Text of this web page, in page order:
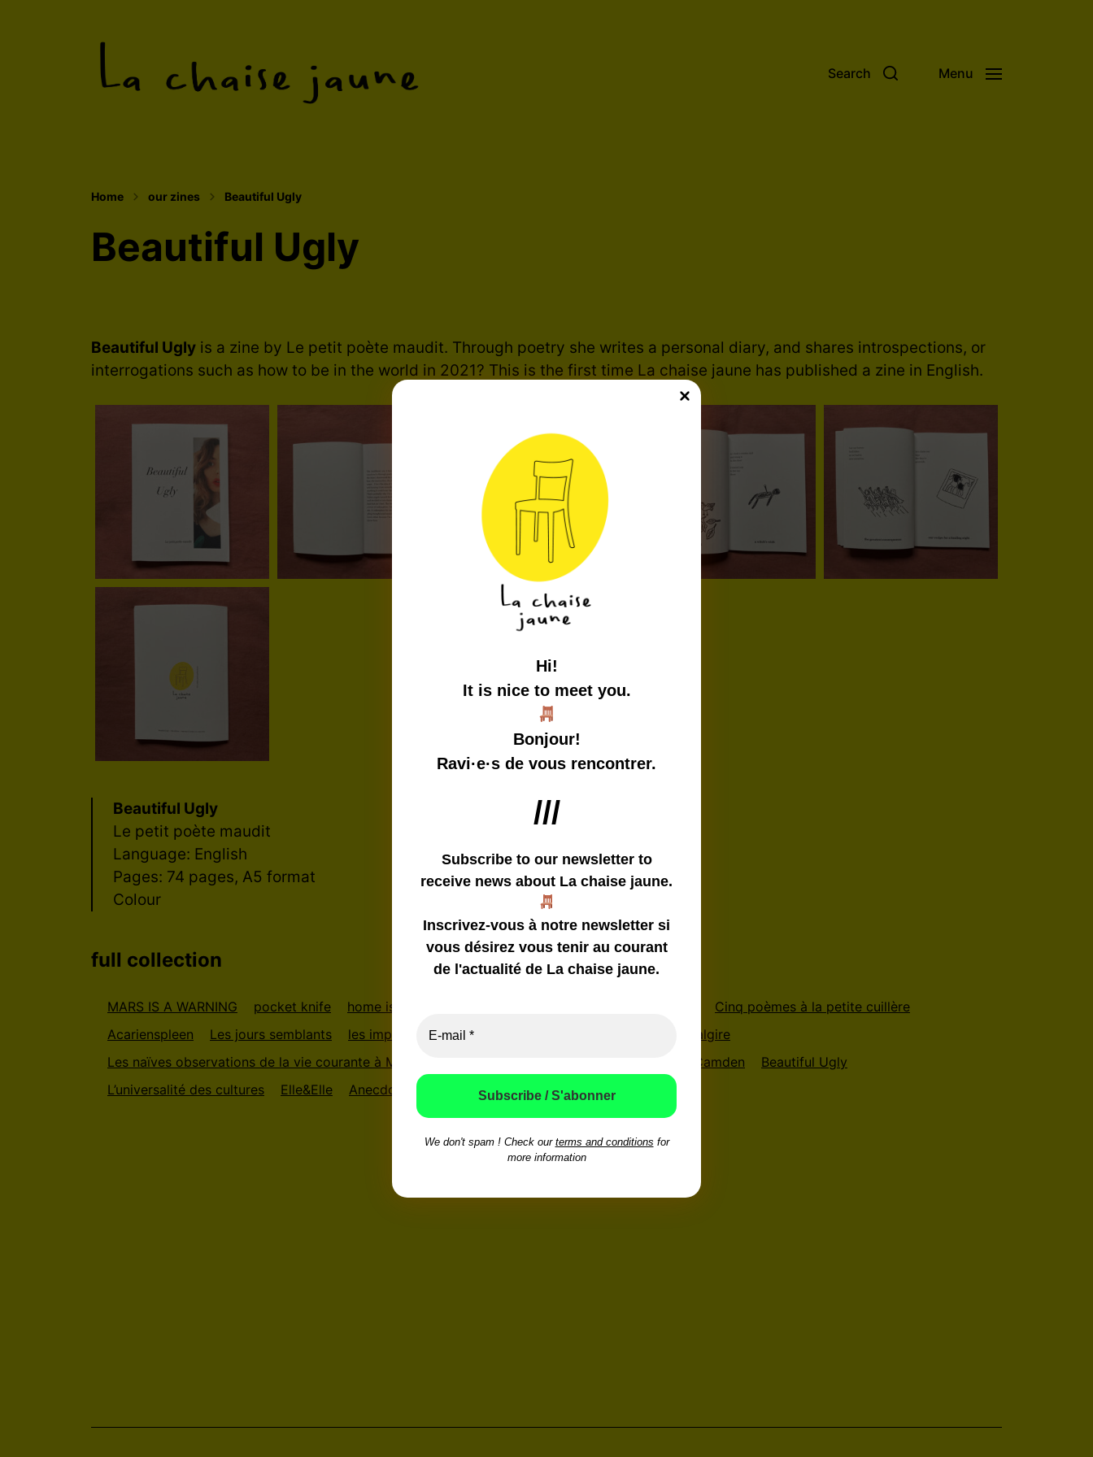
A tentacular collective making zines Search Menu
Home our zines Beautiful Ugly
Beautiful Ugly
Beautiful Ugly is a zine by Le petit poète maudit. Through poetry she writes a personal diary, and shares introspections, or
interrogations such as how to be in the world in 2021? This is the first time La chaise jaune has published a zine in English.
Beautiful Ugly
Le petit poète maudit
Language: English
Pages: 74 pages, A5 format
Colour
full collection
MARS IS A WARNING pocket knife home is not a safe place
Cinq poèmes à la petite cuillère
Acarienspleen
Les jours semblants les impassages les impassages (limited edition)
nostalgire
Les naïves observations de la vie courante à Montréal
Camden
Beautiful Ugly
L’universalité des cultures
Elle&Elle Anecdotisme Londonien Espace-Temps
Hi!
It is nice to meet you.
Bonjour!
Ravi·e·s de vous rencontrer.
///
Subscribe to our newsletter to
receive news about La chaise jaune.
Inscrivez-vous à notre newsletter si
vous désirez vous tenir au courant
de l'actualité de La chaise jaune.
We don't spam ! Check our terms and conditions for
more information